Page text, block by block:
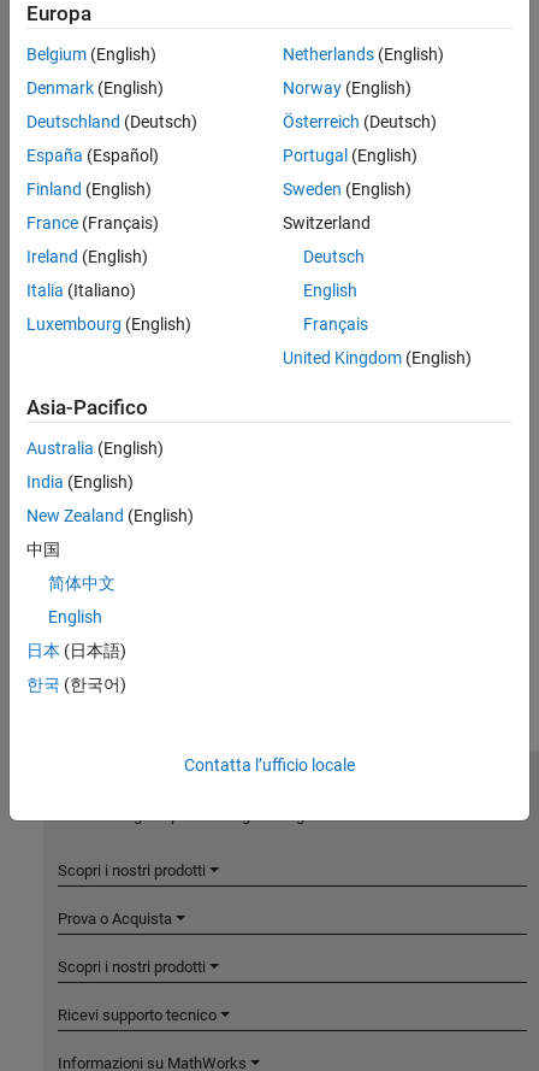
Europa
Belgium (English)
Denmark (English)
Deutschland (Deutsch)
España (Español)
Finland (English)
France (Français)
Ireland (English)
Italia (Italiano)
Luxembourg (English)
Netherlands(English)
Norway(English)
Österreich (Deutsch)
Portugal (English)
Sweden (English)
Switzerland
Deutsch
English
Français
United Kingdom(English)
Asia-Pacifico
Australia (English)
India (English)
New Zealand (English)
中国
简体中文
English
日本 (日本語)
한국 (한국어)
Contatta l’ufficio locale
Scopri i nostri prodotti
Prova o Acquista
Scopri i nostri prodotti
Ricevi supporto tecnico
Informazioni su MathWorks